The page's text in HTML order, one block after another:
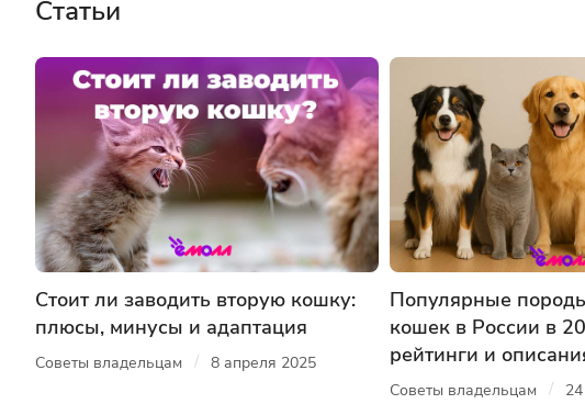
Статьи
Стоит ли заводить вторую кошку:
плюсы, минусы и адаптация
Советы владельцам / 8 апреля 2025
Популярные
кошек в России в
рейтинги и
Советы владельцам /